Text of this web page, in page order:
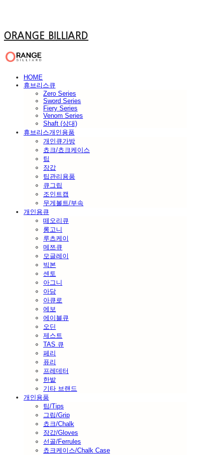
ORANGE BILLIARD
HOME
휴브리스큐
Zero Series
Sword Series
Fiery Series
Venom Series
Shaft (상대)
휴브리스개인용품
개인큐가방
쵸크/쵸크케이스
팁
장갑
팁관리용품
큐그립
조인트캡
무게볼트/부속
개인용큐
떼오리큐
롱고니
루츠케이
메쯔큐
모글레이
빅본
센토
아그니
아담
아큐로
에보
에이블큐
오딘
제스트
TAS 큐
페리
퓨리
프레데터
한밭
기타 브랜드
개인용품
팁/Tips
그립/Grip
쵸크/Chalk
장갑/Gloves
선골/Ferrules
쵸크케이스/Chalk Case